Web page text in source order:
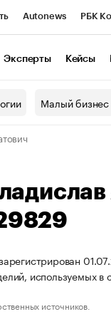
Autonews РБК
Эксперты Кейсы
Малый бизнес
источников.